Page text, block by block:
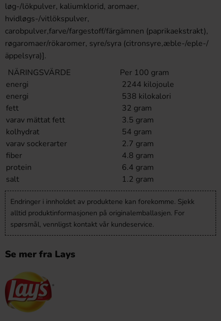
løg-/lökpulver, kaliumklorid, aromaer,
hvidløgs-/vitlökspulver,
carobpulver,farve/fargestoff/färgämnen (paprikaekstrakt),
røgaromaer/rökaromer, syre/syra (citronsyre,æble-/eple-/
äppelsyra)].
NÄRINGSVÄRDE
Per 100 gram
energi
2244 kilojoule
energi
538 kilokalori
fett
32 gram
varav mättat fett
3.5 gram
kolhydrat
54 gram
varav sockerarter
2.7 gram
fiber
4.8 gram
protein
6.4 gram
salt
1.2 gram
Endringer i innholdet av produktene kan forekomme. Sjekk
alltid produktinformasjonen på originalemballasjen. For
spørsmål, vennligst kontakt vår kundeservice.
Se mer fra Lays